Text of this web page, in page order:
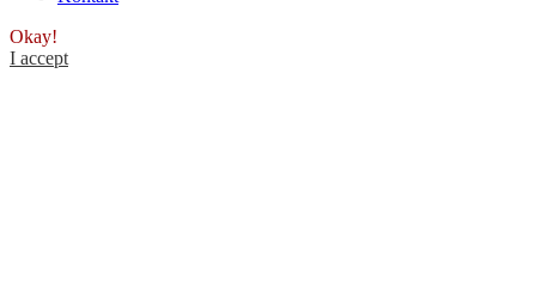
Okay!
I accept